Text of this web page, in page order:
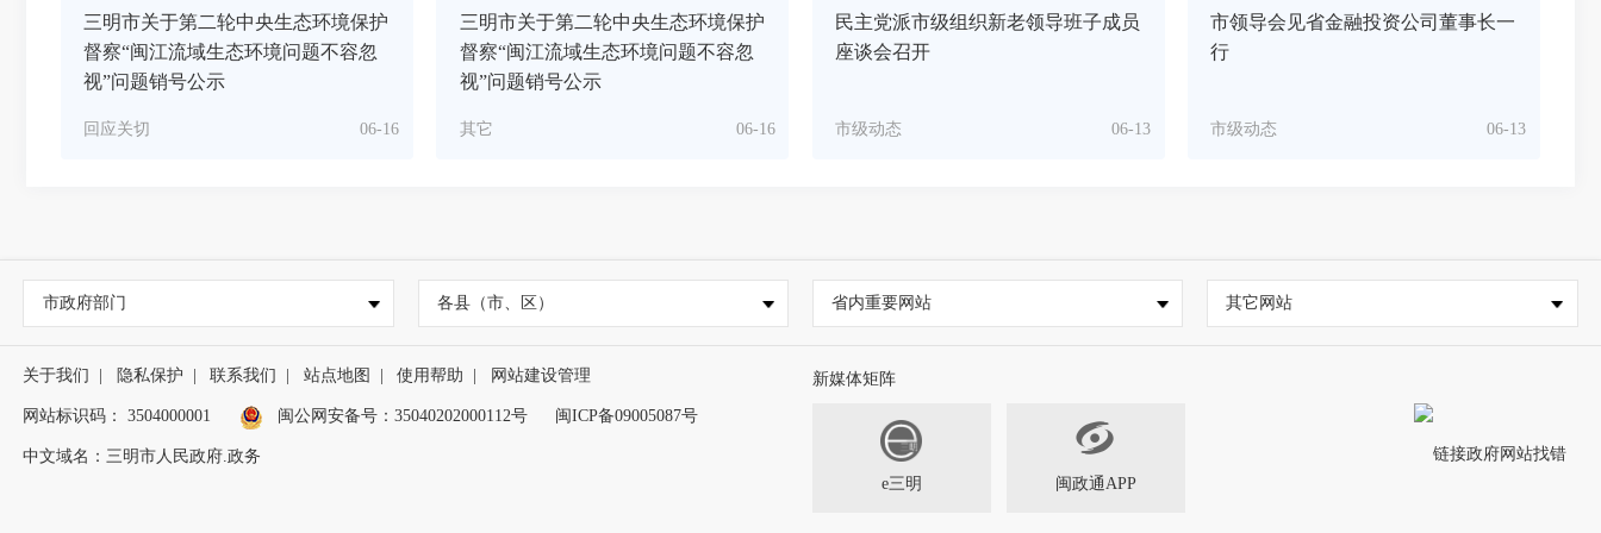
三明市关于第二轮中央生态环境保护
督察“闽江流域生态环境问题不容忽
视”问题销号公示
06-16
回应关切
三明市关于第二轮中央生态环境保护
督察“闽江流域生态环境问题不容忽
视”问题销号公示
06-16
其它
民主党派市级组织新老领导班子成员
座谈会召开
06-13
市级动态
市领导会见省金融投资公司董事长一
行
06-13
市级动态
市政府部门 各县（市、区） 省内重要网站 其它网站
关于我们 隐私保护 联系我们 站点地图 使用帮助 网站建设管理
网站标识码： 3504000001 闽公网安备号： 35040202000112号 闽ICP备09005087号
中文域名：三明市人民政府.政务
新媒体矩阵
e三明 闽政通APP